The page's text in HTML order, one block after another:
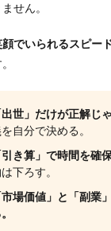
せん。
顔でいられるスピー
出世」だけが正解じ
自分で決める。
引き算」で時間を確
下ろす。
市場価値」と「副業